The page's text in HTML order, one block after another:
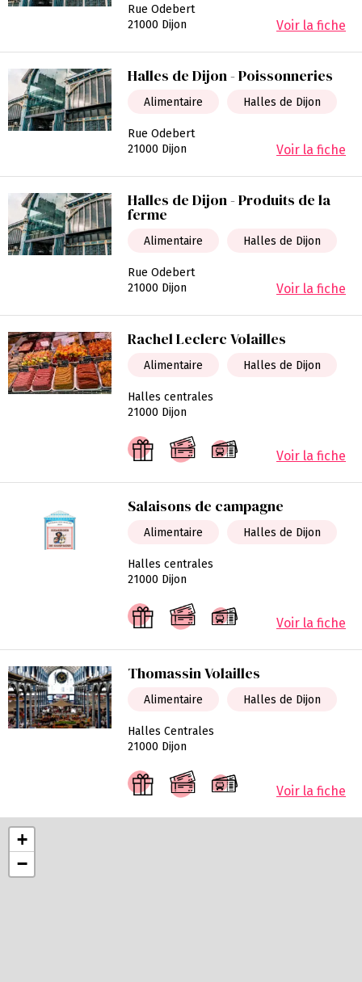
Rue Odebert
21000 Dijon
Voir la fiche
Halles de Dijon - Poissonneries
Alimentaire Halles de Dijon
Rue Odebert
21000 Dijon
Voir la fiche
Halles de Dijon - Produits de la
ferme
Alimentaire Halles de Dijon
Rue Odebert
21000 Dijon
Voir la fiche
Rachel Leclerc Volailles
Alimentaire Halles de Dijon
Halles centrales
21000 Dijon
Voir la fiche
Salaisons de campagne
Alimentaire Halles de Dijon
Halles centrales
21000 Dijon
Voir la fiche
Thomassin Volailles
Alimentaire Halles de Dijon
Halles Centrales
21000 Dijon
Voir la fiche
+
−